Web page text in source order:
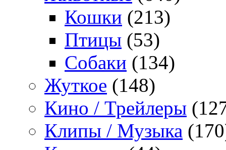
Кошки (213)
Птицы (53)
Собаки (134)
Жуткое (148)
Кино / Трейлеры
Клипы / Музыка